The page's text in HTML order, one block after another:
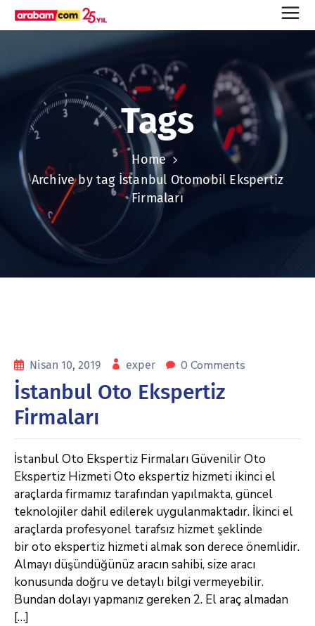
Tags
Home
Archive by tag İstanbul Otomobil Ekspertiz
Firmaları
Nisan 10, 2019 exper 0 Comments
İstanbul Oto Ekspertiz
Firmaları
İstanbul Oto Ekspertiz Firmaları Güvenilir Oto
Ekspertiz Hizmeti Oto ekspertiz hizmeti ikinci el
araçlarda firmamız tarafından yapılmakta, güncel
teknolojiler dahil edilerek uygulanmaktadır. İkinci el
araçlarda profesyonel tarafsız hizmet şeklinde
bir oto ekspertiz hizmeti almak son derece önemlidir.
Almayı düşündüğünüz aracın sahibi, size aracı
konusunda doğru ve detaylı bilgi vermeyebilir.
Bundan dolayı yapmanız gereken 2. El araç almadan
[…]